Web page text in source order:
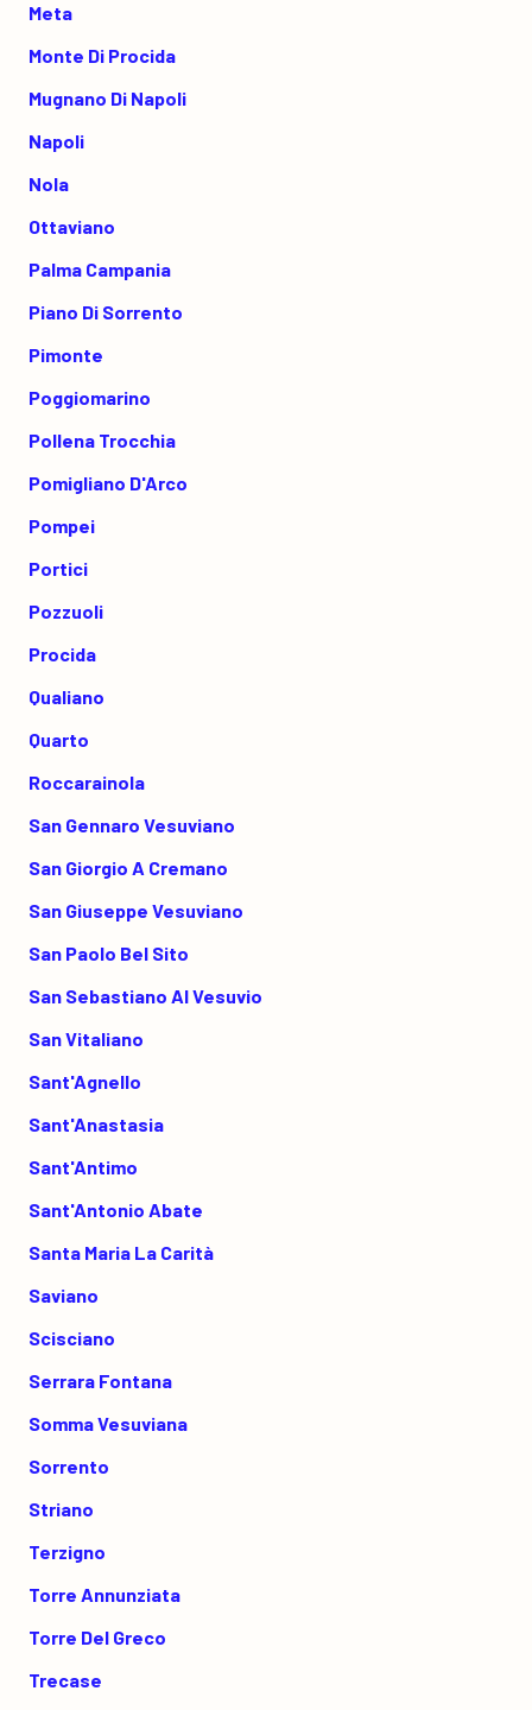
Meta
Monte Di Procida
Mugnano Di Napoli
Napoli
Nola
Ottaviano
Palma Campania
Piano Di Sorrento
Pimonte
Poggiomarino
Pollena Trocchia
Pomigliano D'Arco
Pompei
Portici
Pozzuoli
Procida
Qualiano
Quarto
Roccarainola
San Gennaro Vesuviano
San Giorgio A Cremano
San Giuseppe Vesuviano
San Paolo Bel Sito
San Sebastiano Al Vesuvio
San Vitaliano
Sant'Agnello
Sant'Anastasia
Sant'Antimo
Sant'Antonio Abate
Santa Maria La Carità
Saviano
Scisciano
Serrara Fontana
Somma Vesuviana
Sorrento
Striano
Terzigno
Torre Annunziata
Torre Del Greco
Trecase